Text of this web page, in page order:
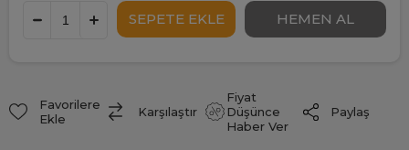
Favorilere
Ekle
Karşılaştır
Fiyat
Düşünce
Haber Ver
Paylaş